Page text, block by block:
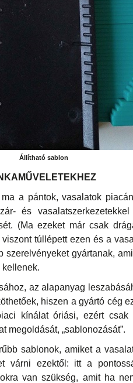
Állítható sablon
a pántok, vasalatok
és
(Ma ezeket már csak
túllépett ezen és a
gyártanak,
az alapanyag
hiszen a gyártó cég
kínálat óriási, ezért csak
megoldását, „sablonozását”.
sablonok, amiket a
várni ezektől: itt a
van szükség, amit ha